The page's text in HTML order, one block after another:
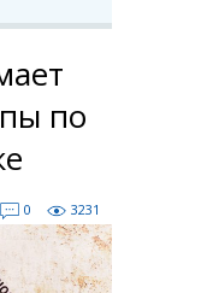
по
0 3231